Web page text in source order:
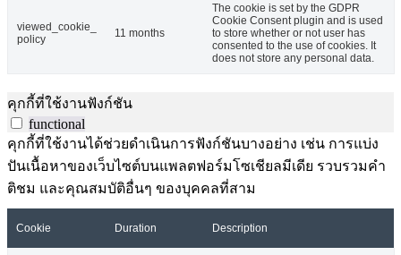
viewed_cookie_
policy
11 months
The cookie is set by the GDPR
Cookie Consent plugin and is used
to store whether or not user has
consented to the use of cookies. It
does not store any personal data.
คุกกี้ที่ใช้งานฟังก์ชัน
functional
คุกกี้ที่ใช้งานได้ช่วยดำเนินการฟังก์ชันบางอย่าง เช่น การแบ่ง
ปันเนื้อหาของเว็บไซต์บนแพลตฟอร์มโซเชียลมีเดีย รวบรวมคำ
ติชม และคุณสมบัติอื่นๆ ของบุคคลที่สาม
Cookie Duration Description